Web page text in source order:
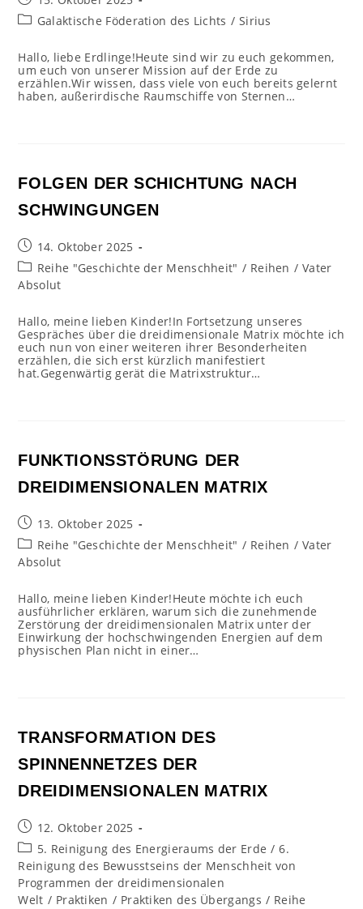
veröffentlicht:
Beitrags-
Galaktische Föderation des Lichts / Sirius
Hallo, liebe Erdlinge!Heute sind wir zu euch gekommen,
um euch von unserer Mission auf der Erde zu
erzählen.Wir wissen, dass viele von euch bereits gelernt
haben, außerirdische Raumschiffe von Sternen…
FOLGEN DER SCHICHTUNG NACH
SCHWINGUNGEN
Beitrag
veröffentlicht:
14. Oktober 2025
Beitrags-
Kategorie:
Reihe "Geschichte der Menschheit" / Reihen / Vater
Absolut
Hallo, meine lieben Kinder!In Fortsetzung unseres
Gespräches über die dreidimensionale Matrix möchte ich
euch nun von einer weiteren ihrer Besonderheiten
erzählen, die sich erst kürzlich manifestiert
hat.Gegenwärtig gerät die Matrixstruktur…
FUNKTIONSSTÖRUNG DER
DREIDIMENSIONALEN MATRIX
Beitrag
veröffentlicht:
13. Oktober 2025
Beitrags-
Kategorie:
Reihe "Geschichte der Menschheit" / Reihen / Vater
Absolut
Hallo, meine lieben Kinder!Heute möchte ich euch
ausführlicher erklären, warum sich die zunehmende
Zerstörung der dreidimensionalen Matrix unter der
Einwirkung der hochschwingenden Energien auf dem
physischen Plan nicht in einer…
TRANSFORMATION DES
SPINNENNETZES DER
DREIDIMENSIONALEN MATRIX
Beitrag
veröffentlicht:
12. Oktober 2025
Beitrags-
Kategorie:
5. Reinigung des Energieraums der Erde / 6.
Reinigung des Bewusstseins der Menschheit von
Programmen der dreidimensionalen
Welt / Praktiken / Praktiken des Übergangs / Reihe